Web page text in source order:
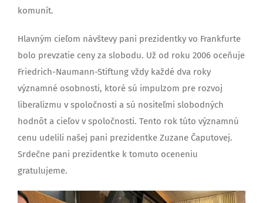
komunít.
Hlavným cieľom návštevy pani prezidentky vo Frankfurte
bolo prevzatie ceny za slobodu. Už od roku 2006 oceňuje
Friedrich-Naumann-Stiftung vždy každé dva roky
významné osobnosti, ktoré sú impulzom pre rozvoj
liberalizmu v spoločnosti a sú nositeľmi slobodných
hodnôt a cieľov v spoločnosti. Tento rok túto významnú
cenu udelili našej pani prezidentke Zuzane Čaputovej.
Srdečne pani prezidentke k tomuto oceneniu
gratulujeme.